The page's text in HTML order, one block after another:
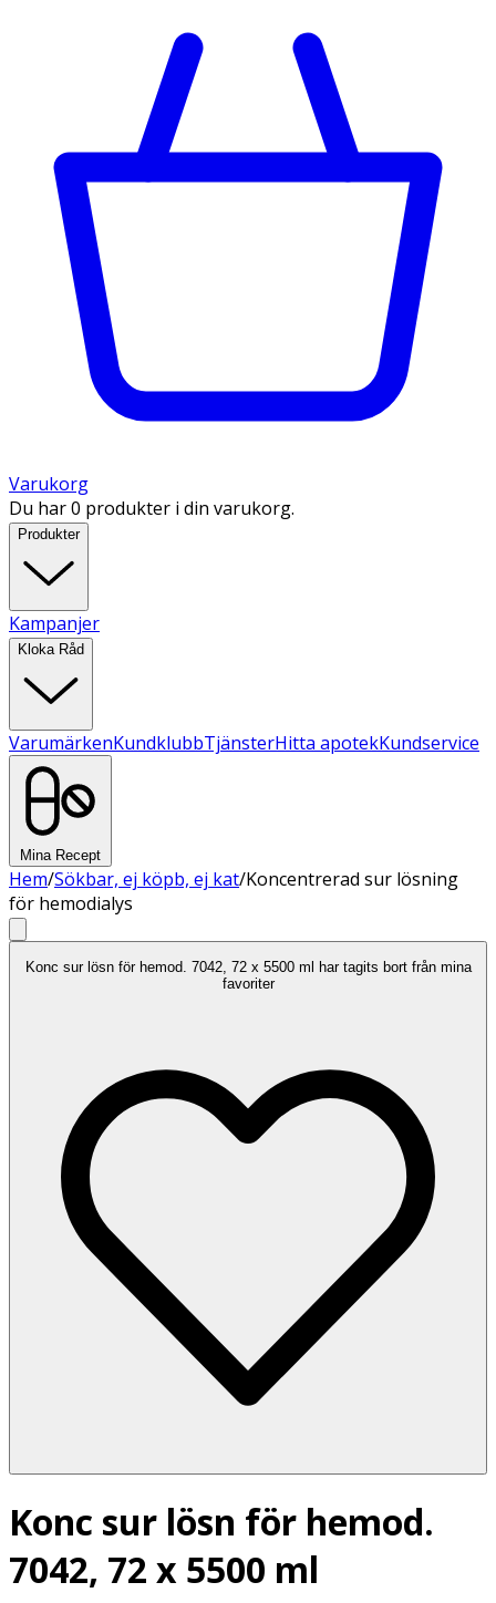
Varukorg
Du har 0 produkter i din varukorg.
Produkter
Kampanjer
Kloka Råd
VarumärkenKundklubbTjänsterHitta apotekKundservice
Mina Recept
Hem/Sökbar, ej köpb, ej kat/Koncentrerad sur lösning
för hemodialys
Konc sur lösn för hemod. 7042, 72 x 5500 ml har tagits bort från mina
favoriter
Konc sur lösn för hemod.
7042, 72 x 5500 ml